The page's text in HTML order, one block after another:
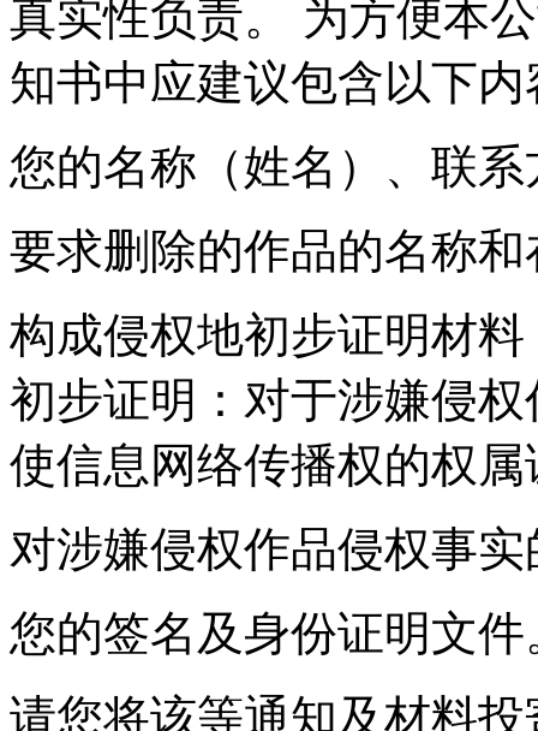
真实性负责。 为方便本
知书中应建议包含以下内
您的名称（姓名）、联
要求删除的作品的名称
构成侵权地初步证明材
初步证明：对于涉嫌侵
使信息网络传播权的权属
对涉嫌侵权作品侵权事
您的签名及身份证明文件
请您将该等通知及材料